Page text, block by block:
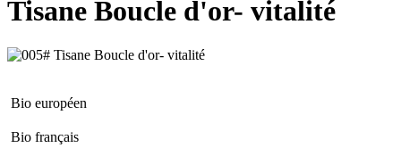
Tisane Boucle d'or- vitalité
Bio européen
Bio français